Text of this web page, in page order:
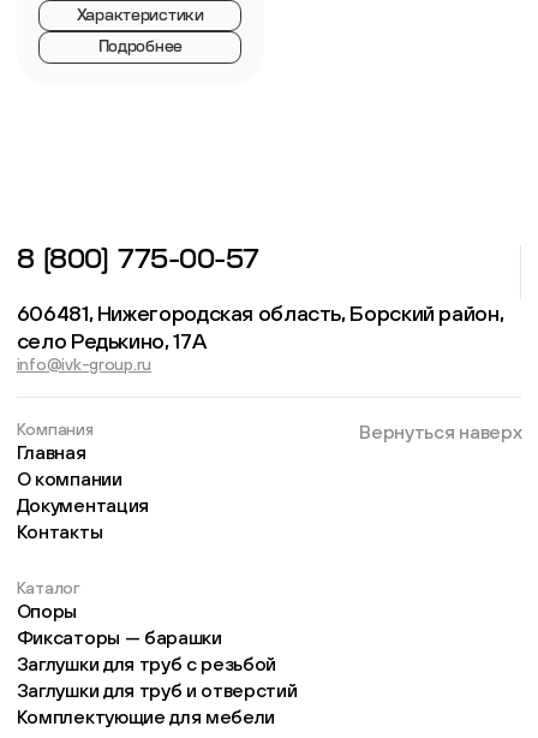
Характеристики
Подробнее
8 (800) 775-00-57
606481, Нижегородская область, Борский район,
село Редькино, 17А
info@ivk-group.ru
Компания
Главная
О компании
Документация
Контакты
Каталог
Опоры
Фиксаторы — барашки
Заглушки для труб с резьбой
Заглушки для труб и отверстий
Комплектующие для мебели
Вернуться наверх